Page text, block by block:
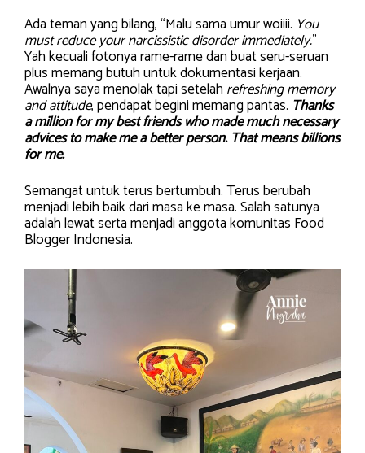
Ada teman yang bilang, “Malu sama umur woiiii. You
must reduce your narcissistic disorder immediately.”
Yah kecuali fotonya rame-rame dan buat seru-seruan
plus memang butuh untuk dokumentasi kerjaan.
Awalnya saya menolak tapi setelah refreshing memory
and attitude, pendapat begini memang pantas. Thanks
a million for my best friends who made much necessary
advices to make me a better person. That means billions
for me.
Semangat untuk terus bertumbuh. Terus berubah
menjadi lebih baik dari masa ke masa. Salah satunya
adalah lewat serta menjadi anggota komunitas Food
Blogger Indonesia.